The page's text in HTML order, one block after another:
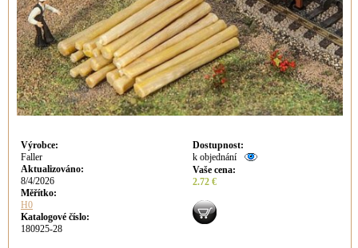
Výrobce:
Faller
Aktualizováno:
8/4/2026
Měřítko:
H0
Katalogové číslo:
180925-28
Dostupnost:
k objednání
Vaše cena:
2.72 €